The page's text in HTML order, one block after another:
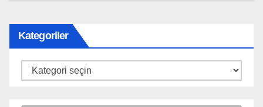
Kategoriler
Kategoriler